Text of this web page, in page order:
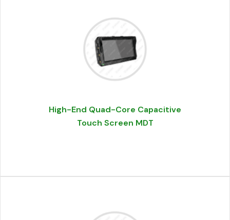
High-End Quad-Core Capacitive
Touch Screen MDT